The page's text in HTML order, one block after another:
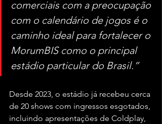
comerciais com a preocupação
com o calendário de jogos é o
caminho ideal para fortalecer o
MorumBIS como o principal
estádio particular do Brasil.”
Desde 2023, o estádio já recebeu cerca
de 20 shows com ingressos esgotados,
incluindo apresentações de Coldplay,